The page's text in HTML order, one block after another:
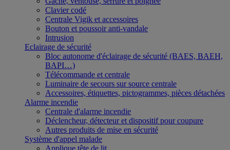
Clavier codé
Centrale Vigik et accessoires
Bouton et poussoir anti-vandale
Intrusion
Eclairage de sécurité
Bloc autonome d'éclairage de sécurité (BAES, BAEH,
BAPI…)
Télécommande et centrale
Luminaire de secours sur source centrale
Accessoires, étiquettes, pictogrammes, pièces détachées
Alarme incendie
Centrale d'alarme incendie
Déclencheur, détecteur et dispositif pour coupure
Autres produits de mise en sécurité
Système d'appel malade
Applique tête de lit